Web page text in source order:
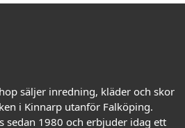
säljer inredning, kläder och skor
i Kinnarp utanför Falköping.
sedan 1980 och erbjuder idag ett